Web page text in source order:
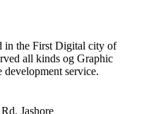
in the First Digital city of
all kinds og Graphic
service.
Jashore